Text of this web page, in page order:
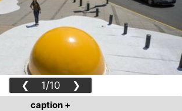
❮ 1/10 ❯
caption +